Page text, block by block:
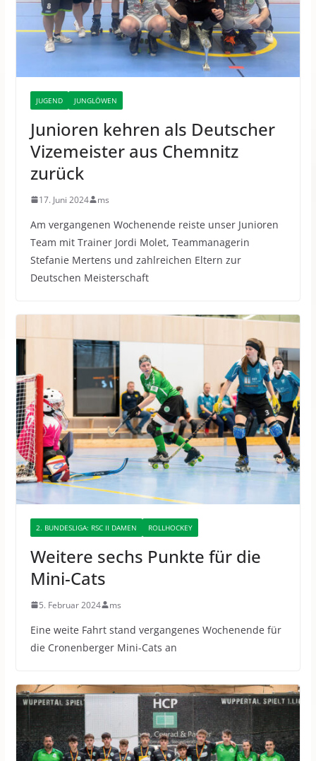
JUGEND JUNGLÖWEN
Junioren kehren als Deutscher
Vizemeister aus Chemnitz
zurück
17. Juni 2024 ms
Am vergangenen Wochenende reiste unser Junioren
Team mit Trainer Jordi Molet, Teammanagerin
Stefanie Mertens und zahlreichen Eltern zur
Deutschen Meisterschaft
2. BUNDESLIGA: RSC II DAMEN ROLLHOCKEY
Weitere sechs Punkte für die
Mini-Cats
5. Februar 2024 ms
Eine weite Fahrt stand vergangenes Wochenende für
die Cronenberger Mini-Cats an